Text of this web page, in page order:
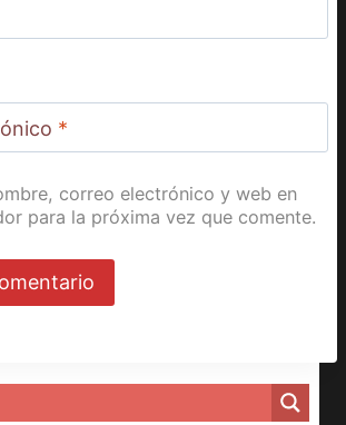
*
correo electrónico y web en
para la próxima vez que comente.